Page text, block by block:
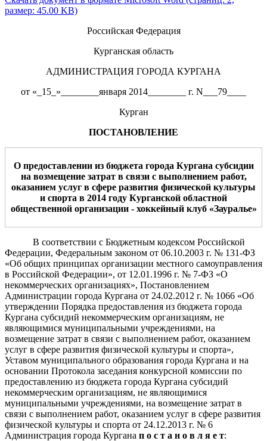
размер: 45.00 KB)
Российская Федерация
Курганская область
АДМИНИСТРАЦИЯ ГОРОДА КУРГАНА
от «_15_»________января 2014________ г. N___79____
Курган
ПОСТАНОВЛЕНИЕ
О предоставлении из бюджета города Кургана субсидии
на возмещение затрат в связи с выполнением работ,
оказанием услуг в сфере развития физической культуры
и спорта в 2014 году Курганской областной
общественной организации - хоккейный клуб «Зауралье»
В соответствии с Бюджетным кодексом Российской
Федерации, Федеральным законом от 06.10.2003 г. № 131-ФЗ
«Об общих принципах организации местного самоуправления
в Российской Федерации», от 12.01.1996 г. № 7-ФЗ «О
некоммерческих организациях», Постановлением
Администрации города Кургана от 24.02.2012 г. № 1066 «Об
утверждении Порядка предоставления из бюджета города
Кургана субсидий некоммерческим организациям, не
являющимися муниципальными учреждениями, на
возмещение затрат в связи с выполнением работ, оказанием
услуг в сфере развития физической культуры и спорта»,
Уставом муниципального образования города Кургана и на
основании Протокола заседания конкурсной комиссии по
предоставлению из бюджета города Кургана субсидий
некоммерческим организациям, не являющимися
муниципальными учреждениями, на возмещение затрат в
связи с выполнением работ, оказанием услуг в сфере развития
физической культуры и спорта от 24.12.2013 г. № 6
Администрация города Кургана п о с т а н о в л я е т: